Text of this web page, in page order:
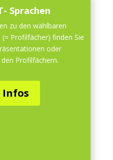
Sprachen
zu den wählbaren
Profilfächer) finden Sie
oder
Profilfächern.
Infos